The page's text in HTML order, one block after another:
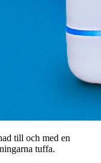
till och med en
tuffa.